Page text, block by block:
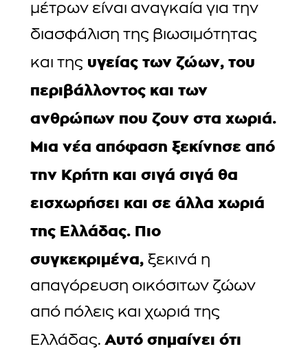
μέτρων είναι αναγκαία για την
διασφάλιση της βιωσιμότητας
και της υγείας των ζώων, του
περιβάλλοντος και των
ανθρώπων που ζουν στα χωριά.
Μια νέα απόφαση ξεκίνησε από
την Κρήτη και σιγά σιγά θα
εισχωρήσει και σε άλλα χωριά
της Ελλάδας. Πιο
συγκεκριμένα, ξεκινά η
απαγόρευση οικόσιτων ζώων
από πόλεις και χωριά της
Ελλάδας. Αυτό σημαίνει ότι